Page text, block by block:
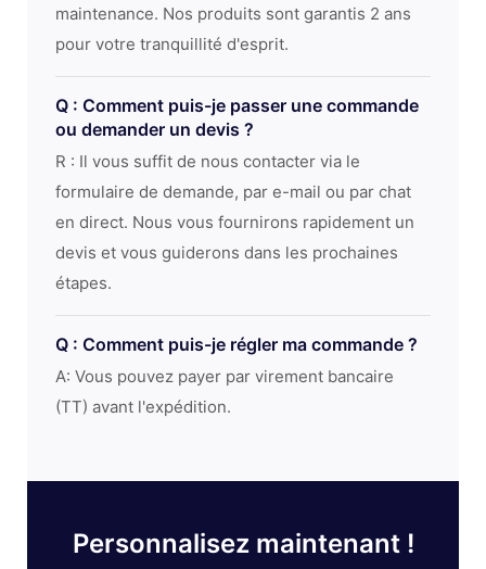
maintenance. Nos produits sont garantis 2 ans
pour votre tranquillité d'esprit.
Q : Comment puis-je passer une commande
ou demander un devis ?
R : Il vous suffit de nous contacter via le
formulaire de demande, par e-mail ou par chat
en direct. Nous vous fournirons rapidement un
devis et vous guiderons dans les prochaines
étapes.
Q : Comment puis-je régler ma commande ?
A: Vous pouvez payer par virement bancaire
(TT) avant l'expédition.
Personnalisez maintenant !